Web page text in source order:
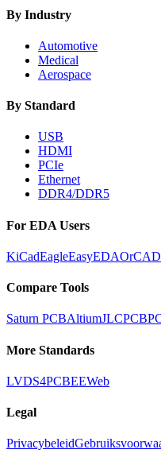
By Industry
Automotive
Medical
Aerospace
By Standard
USB
HDMI
PCIe
Ethernet
DDR4/DDR5
For EDA Users
KiCadEagleEasyEDAOrCAD
Compare Tools
Saturn PCBAltiumJLCPCB
More Standards
LVDS4PCBEEWeb
Legal
Privacybeleid